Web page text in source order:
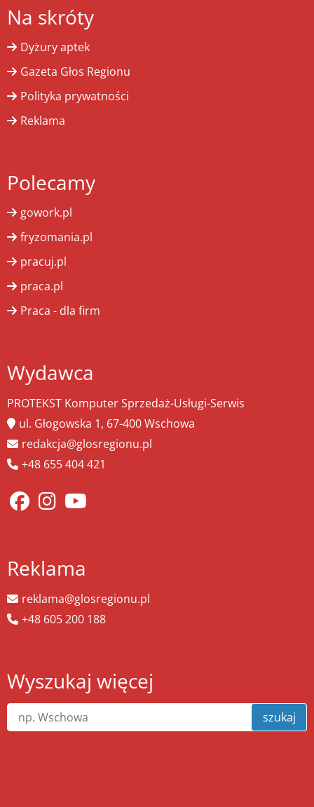
Na skróty
Dyżury aptek
Gazeta Głos Regionu
Polityka prywatności
Reklama
Polecamy
gowork.pl
fryzomania.pl
pracuj.pl
praca.pl
Praca - dla firm
Wydawca
PROTEKST Komputer Sprzedaż-Usługi-Serwis
ul. Głogowska 1, 67-400 Wschowa
redakcja@glosregionu.pl
+48 655 404 421
Reklama
reklama@glosregionu.pl
+48 605 200 188
Wyszukaj więcej
szukaj